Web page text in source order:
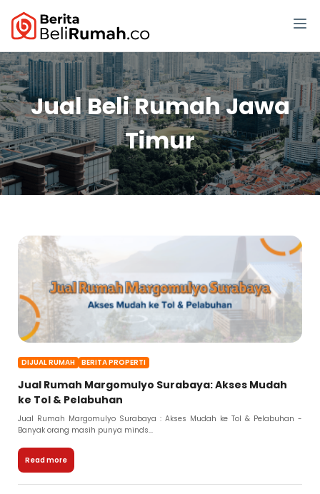
Jual Beli Rumah Jawa
Timur
DIJUAL RUMAH BERITA PROPERTI
Jual Rumah Margomulyo Surabaya: Akses Mudah
ke Tol & Pelabuhan
Jual Rumah Margomulyo Surabaya : Akses Mudah ke Tol & Pelabuhan -
Banyak orang masih punya minds...
Read more